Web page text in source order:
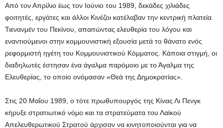
Από τον Απρίλιο έως τον Ιούνιο του 1989, δεκάδες χιλιάδες
φοιτητές, εργάτες και άλλοι Κινέζοι κατέλαβαν την κεντρική πλατεία
Τιενανμέν του Πεκίνου, απαιτώντας ελευθερία του λόγου και
εναντιούμενοι στην κομμουνιστική εξουσία μετά το θάνατο ενός
ρεφορμιστή ηγέτη του Κομμουνιστικού Κόμματος. Κάποια στιγμή, οι
διαδηλωτές έστησαν ένα άγαλμα παρόμοιο με το Άγαλμα της
Ελευθερίας, το οποίο ονόμασαν «Θεά της Δημοκρατίας».
Στις 20 Μαΐου 1989, ο τότε πρωθυπουργός της Κίνας Λι Πενγκ
κήρυξε στρατιωτικό νόμο και τα στρατεύματα του Λαϊκού
Απελευθερωτικού Στρατού άρχισαν να κινητοποιούνται για να